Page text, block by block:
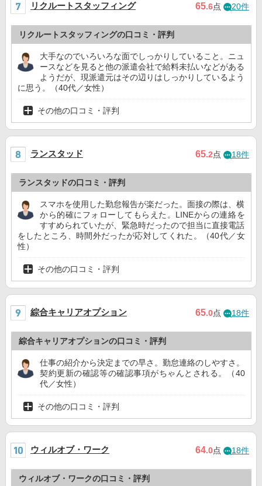
リクルートスタッフィング 65.6点 20件
リクルートスタッフィングの口コミ・評判
大手なのでいろいろな面でしっかりしていること。ニュ
ースなどを見ると他の派遣会社で給料未払いなどがある
ようだが、現派遣元はその辺りはしっかりしているよう
に思う。（40代／女性）
その他の口コミ・評判
ランスタッド 65.2点 18件
ランスタッドの口コミ・評判
スマホを使用した勤怠報告が楽だった。面接の際は、横
から的確にフォローしてもらえた。LINEからの連絡を
すすめられていたが、緊急時だったので担当に直接電話
をしたところ、時間外だったが応対してくれた。（40代／女
性）
その他の口コミ・評判
綜合キャリアオプション 65.0点 18件
綜合キャリアオプションの口コミ・評判
仕事の紹介から決定までの早さ。勤怠連絡のしやすさ。
契約更新の確認等の確認事項がちゃんとされる。（40
代／女性）
その他の口コミ・評判
ウィルオブ・ワーク 64.0点 18件
ウィルオブ・ワークの口コミ・評判